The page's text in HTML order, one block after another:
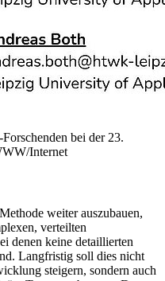
bei der 23.
Internet
weiter auszubauen,
verteilten
denen keine detaillierten
Langfristig soll dies nicht
steigern, sondern auch